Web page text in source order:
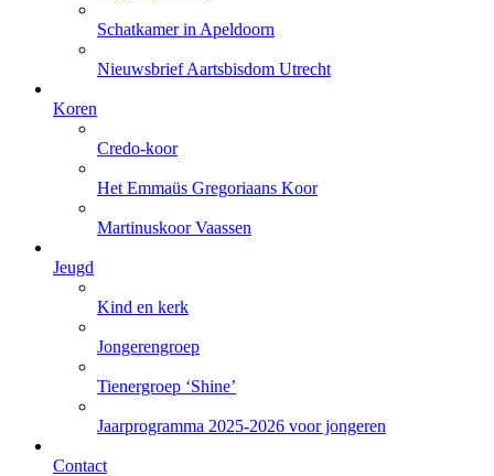
Schatkamer in Apeldoorn
Nieuwsbrief Aartsbisdom Utrecht
Koren
Credo-koor
Het Emmaüs Gregoriaans Koor
Martinuskoor Vaassen
Jeugd
Kind en kerk
Jongerengroep
Tienergroep ‘Shine’
Jaarprogramma 2025-2026 voor jongeren
Contact